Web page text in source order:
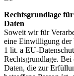
Rechtsgrundlage
Daten
Soweit wir für
eine Einwilligung der
1 lit. a EU-
Rechtsgrundlage. Bei
Daten, die zur